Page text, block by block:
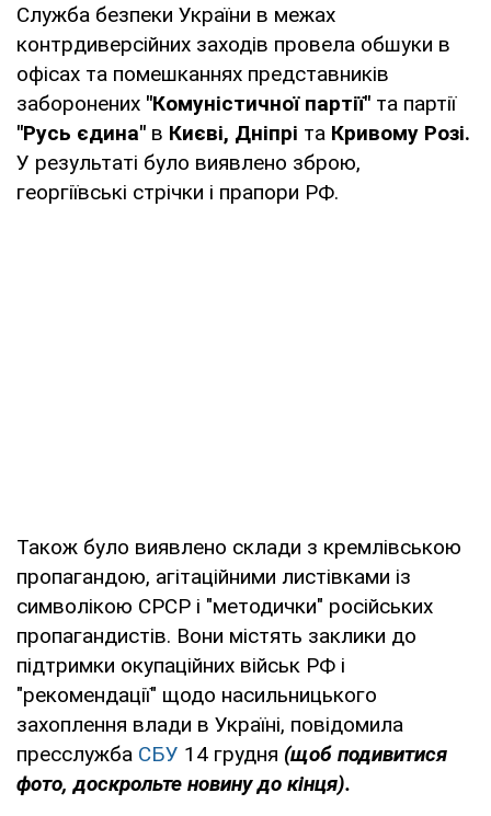
Служба безпеки України в межах
контрдиверсійних заходів провела обшуки в
офісах та помешканнях представників
заборонених "Комуністичної партії" та партії
"Русь єдина" в Києві, Дніпрі та Кривому Розі.
У результаті було виявлено зброю,
георгіївські стрічки і прапори РФ.
Також було виявлено склади з кремлівською
пропагандою, агітаційними листівками із
символікою СРСР і "методички" російських
пропагандистів. Вони містять заклики до
підтримки окупаційних військ РФ і
"рекомендації" щодо насильницького
захоплення влади в Україні, повідомила
пресслужба СБУ 14 грудня (щоб подивитися
фото, доскрольте новину до кінця).